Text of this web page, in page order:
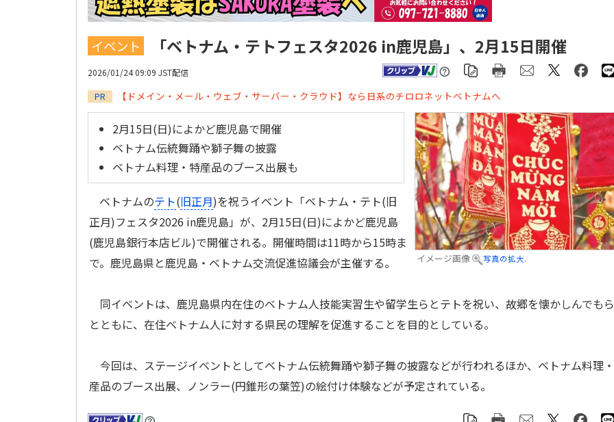
イベント 「ベトナム・テトフェスタ2026 in鹿児島」、2月15日開催
2026/01/24 09:09 JST配信
PR 【ドメイン・メール・ウェブ・サーバー・クラウド】なら日系のチロロネットベトナムへ
イメージ画像 写真の拡大.
2月15日(日)によかど鹿児島で開催
ベトナム伝統舞踊や獅子舞の披露
ベトナム料理・特産品のブース出展も
ベトナムのテト(旧正月)を祝うイベント「ベトナム・テト(旧
正月)フェスタ2026 in鹿児島」が、2月15日(日)によかど鹿児島
(鹿児島銀行本店ビル)で開催される。開催時間は11時から15時ま
で。鹿児島県と鹿児島・ベトナム交流促進協議会が主催する。
同イベントは、鹿児島県内在住のベトナム人技能実習生や留学生らとテトを祝い、故郷を懐かしんでも
とともに、在住ベトナム人に対する県民の理解を促進することを目的としている。
今回は、ステージイベントとしてベトナム伝統舞踊や獅子舞の披露などが行われるほか、ベトナム料理
産品のブース出展、ノンラー(円錐形の葉笠)の絵付け体験などが予定されている。